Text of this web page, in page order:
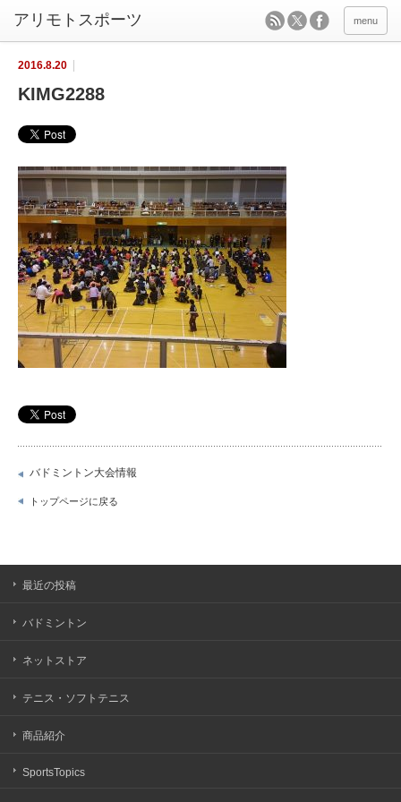
menu
2016.8.20
KIMG2288
バドミントン大会情報
トップページに戻る
最近の投稿
バドミントン
ネットストア
テニス・ソフトテニス
商品紹介
SportsTopics